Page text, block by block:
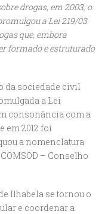
drogas, em 2003, o
a Lei 219/03
que, embora
formado e estruturado
sociedade civil
a Lei
consonância com a
em 2012 foi
a nomenclatura
– Conselho
Ilhabela se tornou o
e coordenar a